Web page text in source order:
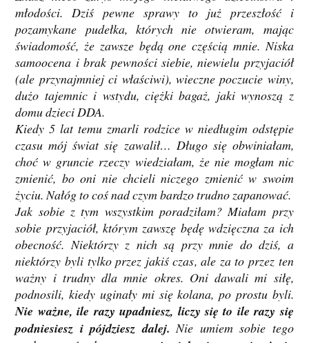
młodości. Dziś pewne sprawy to już przeszłość i
pozamykane pudełka, których nie otwieram, mając
świadomość, że zawsze będą one częścią mnie. Niska
samoocena i brak pewności siebie, niewielu przyjaciół
(ale przynajmniej ci właściwi), wieczne poczucie winy,
dużo tajemnic i wstydu, ciężki bagaż, jaki wynoszą z
domu dzieci DDA.
Kiedy 5 lat temu zmarli rodzice w niedługim odstępie
czasu mój świat się zawalił… Długo się obwiniałam,
choć w gruncie rzeczy wiedziałam, że nie mogłam nic
zmienić, bo oni nie chcieli niczego zmienić w swoim
życiu. Nałóg to coś nad czym bardzo trudno zapanować.
Jak sobie z tym wszystkim poradziłam? Miałam przy
sobie przyjaciół, którym zawszę będę wdzięczna za ich
obecność. Niektórzy z nich są przy mnie do dziś, a
niektórzy byli tylko przez jakiś czas, ale za to przez ten
ważny i trudny dla mnie okres. Oni dawali mi siłę,
podnosili, kiedy uginały mi się kolana, po prostu byli.
Nie ważne, ile razy upadniesz, liczy się to ile razy się
podniesiesz i pójdziesz dalej. Nie umiem sobie tego